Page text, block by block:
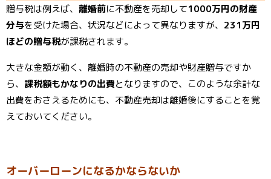
贈与税は例えば、 離婚前に不動産を売却して1000万円の財産
分与を受けた場合、状況などによって異なりますが、 231万円
ほどの贈与税が課税されます。
大きな金額が動く、離婚時の不動産の売却や財産贈与ですか
ら、 課税額もかなりの出費となりますので、このような余計な
出費をおさえるためにも、不動産売却は離婚後にすることを覚
えておいてください。
オーバーローンになるかならないか